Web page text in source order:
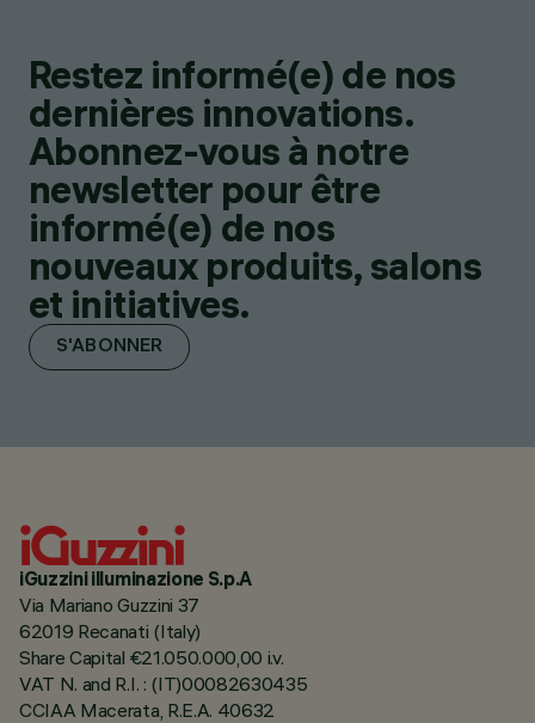
Restez informé(e) de nos
dernières innovations.
Abonnez-vous à notre
newsletter pour être
informé(e) de nos
nouveaux produits, salons
et initiatives.
S'ABONNER
iGuzzini illuminazione S.p.A
Via Mariano Guzzini 37
62019 Recanati (Italy)
Share Capital €21.050.000,00 i.v.
VAT N. and R.I. : (IT)00082630435
CCIAA Macerata, R.E.A. 40632